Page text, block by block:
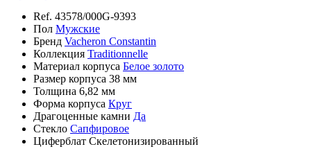
Ref. 43578/000G-9393
Пол Мужские
Бренд Vacheron Constantin
Коллекция Traditionnelle
Материал корпуса Белое золото
Размер корпуса 38 мм
Толщина 6,82 мм
Форма корпуса Круг
Драгоценные камни Да
Стекло Сапфировое
Циферблат Скелетонизированный